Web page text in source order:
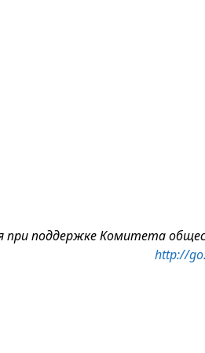
поддержке Комитета
http://